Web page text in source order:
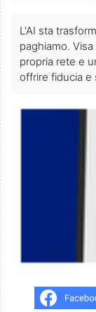
L'AI sta
paghiamo.
propria rete e
offrire fiducia e